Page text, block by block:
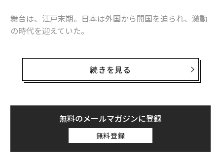
プレスリリース
2026年9月号発売中
最新号の購入はこちらから
メンバーシップに登録する
舞台は、江戸末期。日本は外国から開国を迫られ、激動
の時代を迎えていた。
人の生活・恋・人生観・世界観などを、コミカルかつ文
学的に情緒的に淡く深く描いた映画だ。そして、『せか
環の仕組みである。
作中にいきいきと描かれる若者2人の職業は、下肥（人
糞）買い。人糞は、世界で古くから肥料として農業に活
用されていたが、日本では人糞は下水には流されず衛生
続きを見る
無料のメールマガジンに登録
無料登録